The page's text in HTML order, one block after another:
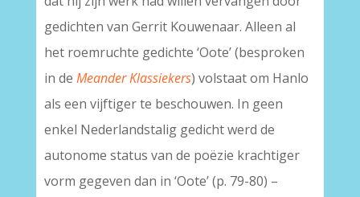
gedichten van Gerrit Kouwenaar. Alleen al
het roemruchte gedichte ‘Oote’ (besproken
in de MeanderKlassiekers) volstaat om Hanlo
als een vijftiger te beschouwen. In geen
enkel Nederlandstalig gedicht werd de
autonome status van de poëzie krachtiger
vorm gegeven dan in ‘Oote’ (p. 79-80) –